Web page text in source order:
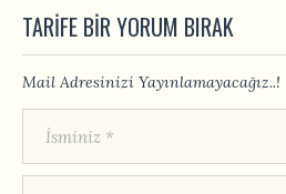
TARIFE BIR YORUM BIRAK
Mail Adresinizi Yayınlamayacağız..!